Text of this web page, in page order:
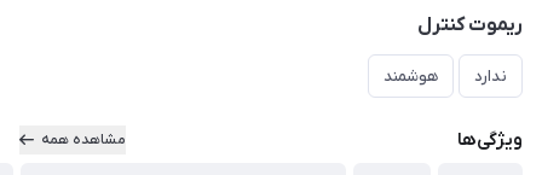
ریموت کنترل
ندارد هوشمند
ویژگی‌ها مشاهده همه